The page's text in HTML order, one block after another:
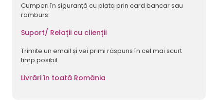
Cumperi în siguranță cu plata prin card bancar sau
ramburs.
Suport/ Relații cu clienții
Trimite un email și vei primi răspuns în cel mai scurt
timp posibil.
Livrări în toată România